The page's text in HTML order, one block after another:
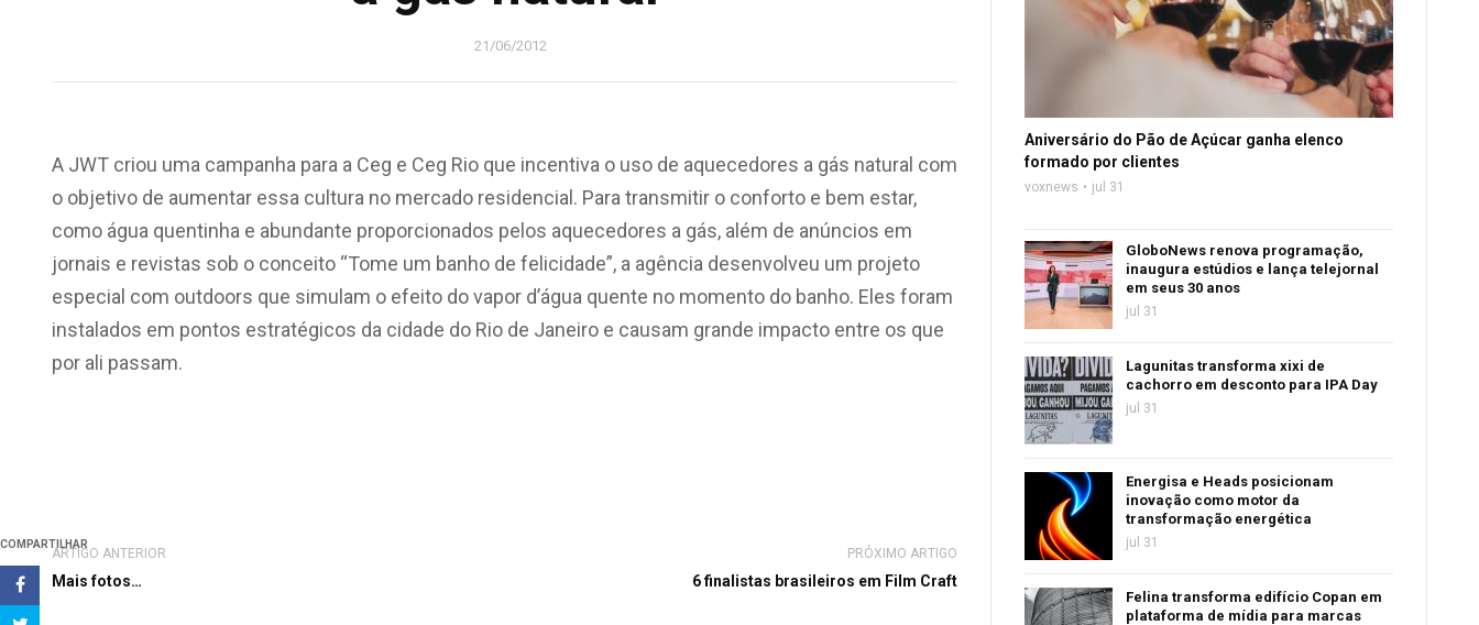
21/06/2012
COMPARTILHAR
A JWT criou uma campanha para a Ceg e Ceg Rio que incentiva o uso de aquecedores a gás natural com
o objetivo de aumentar essa cultura no mercado residencial. Para transmitir o conforto e bem estar,
como água quentinha e abundante proporcionados pelos aquecedores a gás, além de anúncios em
jornais e revistas sob o conceito “Tome um banho de felicidade”, a agência desenvolveu um projeto
especial com outdoors que simulam o efeito do vapor d’água quente no momento do banho. Eles foram
instalados em pontos estratégicos da cidade do Rio de Janeiro e causam grande impacto entre os que
por ali passam.
ARTIGO ANTERIOR
Mais fotos…
PRÓXIMO ARTIGO
6 finalistas brasileiros em Film Craft
Aniversário do Pão de Açúcar ganha elenco
formado por clientes
voxnews jul 31
GloboNews renova programação,
inaugura estúdios e lança telejornal
em seus 30 anos
jul 31
Lagunitas transforma xixi de
cachorro em desconto para IPA Day
jul 31
Energisa e Heads posicionam
inovação como motor da
transformação energética
jul 31
Felina transforma edifício Copan em
plataforma de mídia para marcas